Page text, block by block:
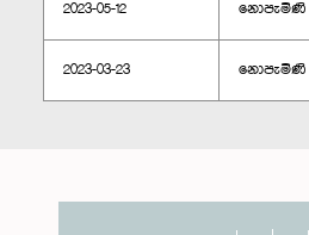
2023-05-12 නොපැමිණි
2023-03-23 නොපැමිණි